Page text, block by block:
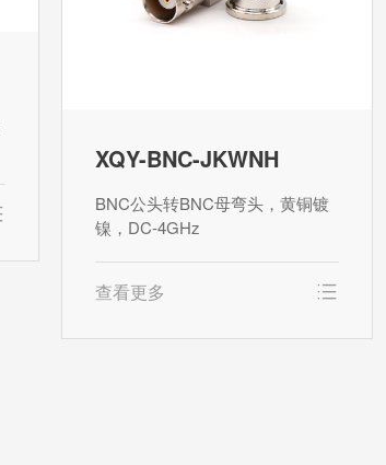
XQY-BNC-JKWNH
BNC公头转BNC母弯头，黄铜镀
镍，DC-4GHz
查看更多